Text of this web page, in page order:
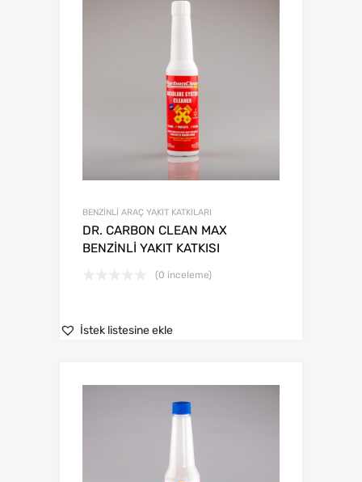
BENZİNLİ ARAÇ YAKIT KATKILARI
DR. CARBON CLEAN MAX
BENZİNLİ YAKIT KATKISI
(0 inceleme)
İstek listesine ekle